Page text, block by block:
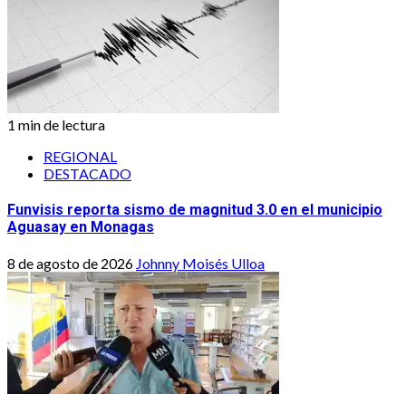
1 min de lectura
REGIONAL
DESTACADO
Funvisis reporta sismo de magnitud 3.0 en el municipio
Aguasay en Monagas
8 de agosto de 2026 Johnny Moisés Ulloa